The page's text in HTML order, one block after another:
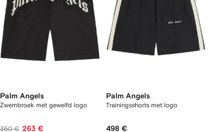
Palm Angels
Zwembroek met gewelfd logo
350 € 263 €
Palm Angels
Trainingsshorts met logo
498 €